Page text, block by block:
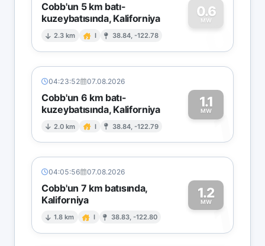
Cobb'un 5 km batı-
kuzeybatısında, Kaliforniya
2.3 km I 38.84, -122.78
0.6
MW
0
04:23:52 07.08.2026
Cobb'un 6 km batı-
kuzeybatısında, Kaliforniya
2.0 km I 38.84, -122.79
1.1
MW1
04:05:56 07.08.2026
Cobb'un 7 km batısında,
Kaliforniya
1.8 km I 38.83, -122.80
1.2
MW1